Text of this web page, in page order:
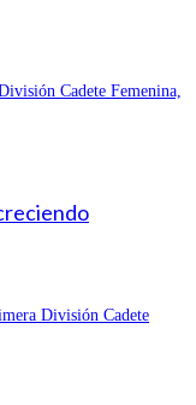
Cadete Femenina,
División Cadete